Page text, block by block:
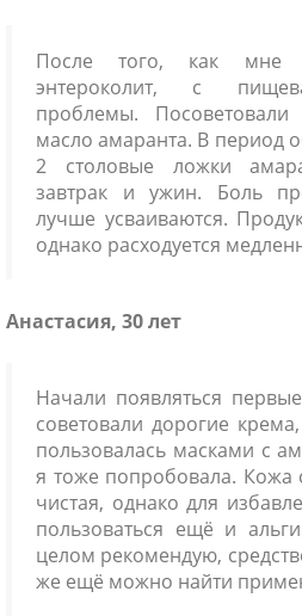
После того, как мне
энтероколит, с
проблемы.
масло амаранта. В период
2 столовые ложки
завтрак и ужин. Боль
лучше усваиваются.
однако расходуется
Анастасия, 30 лет
Начали появляться
советовали дорогие
пользовалась масками с
я тоже попробовала. Кожа
чистая, однако для
пользоваться ещё и
целом рекомендую,
же ещё можно найти